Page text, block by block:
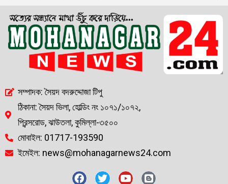
সম্পাদক: সৈয়দ বদরুদ্দোজা টিপু
ঠিকানা: সৈয়দ ভিলা, হোল্ডিং নং ১০৭১/১০৭২,
প্রিন্সরোড, ঝাউতলা, কুমিল্লা-৩৫০০
মোবাইল: 01717-193590
ইমেইল: news@mohanagarnews24.com